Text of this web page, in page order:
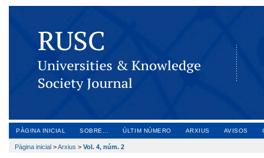
PÀGINA INICIAL SOBRE... ÚLTIM NÚMERO ARXIUS AVISOS
Pàgina inicial >Arxius > Vol. 4, núm. 2